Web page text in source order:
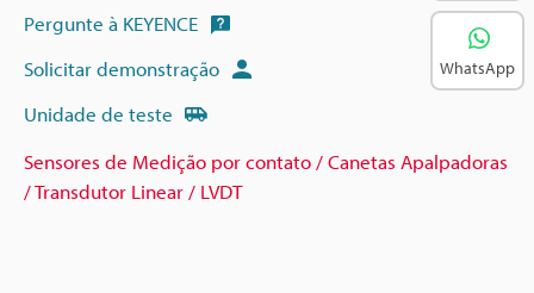
Pergunte à KEYENCE
Solicitar demonstração
Unidade de teste
Sensores de Medição por contato / Canetas Apalpadoras
/ Transdutor Linear / LVDT
WhatsApp